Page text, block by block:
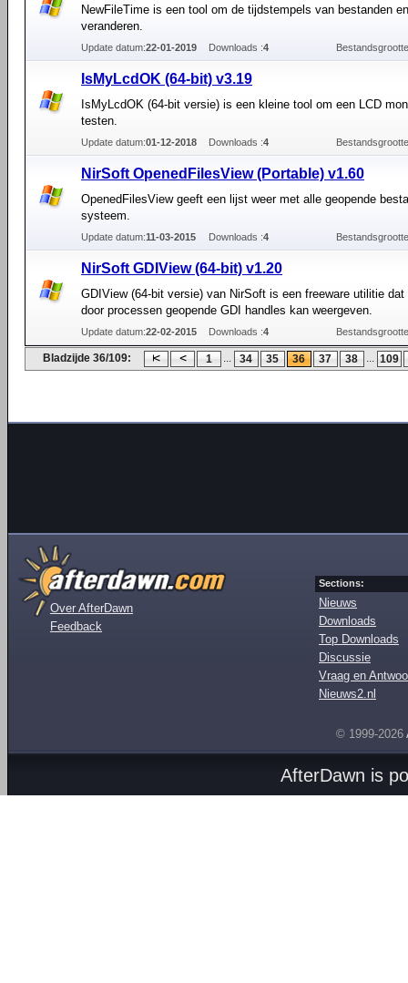
NewFileTime is een tool om de tijdstempels van bestanden
veranderen.
Update datum:22-01-2019 Downloads :4
IsMyLcdOK (64-bit) v3.19
IsMyLcdOK (64-bit versie) is een kleine tool om een LCD
testen.
Update datum:01-12-2018 Downloads :4
NirSoft OpenedFilesView (Portable) v1.60
OpenedFilesView geeft een lijst weer met alle geopende
systeem.
Update datum:11-03-2015 Downloads :4
NirSoft GDIView (64-bit) v1.20
GDIView (64-bit versie) van NirSoft is een freeware utilitie
door processen geopende GDI handles kan weergeven.
Update datum:22-02-2015 Downloads :4
Bladzijde 36/109: 1 ... 34 35 36 37 38 ... 109
Over AfterDawn
Feedback
Sections:
Nieuws
Downloads
Top Downloads
Discussie
Vraag en
Nieuws2.nl
© 1999-2026
AfterDawn is